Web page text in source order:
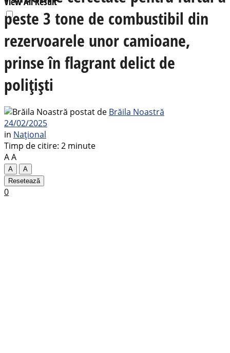
peste 3 tone de combustibil din
rezervoarele unor camioane,
prinse în flagrant delict de
polițiști
postat de Brăila Noastră
24/02/2025
in Național
Timp de citire: 2 minute
AA
A
A
Resetează
0